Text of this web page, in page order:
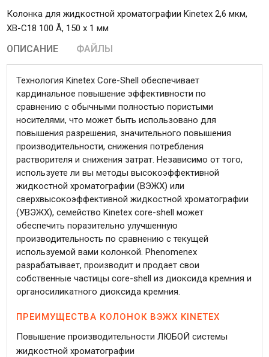
Колонка для жидкостной хроматографии Kinetex 2,6 мкм,
XB-C18 100 Å, 150 x 1 мм
ОПИСАНИЕ ФАЙЛЫ
Технология Kinetex Core-Shell обеспечивает
кардинальное повышение эффективности по
сравнению с обычными полностью пористыми
носителями, что может быть использовано для
повышения разрешения, значительного повышения
производительности, снижения потребления
растворителя и снижения затрат. Независимо от того,
используете ли вы методы высокоэффективной
жидкостной хроматографии (ВЭЖХ) или
сверхвысокоэффективной жидкостной хроматографии
(УВЭЖХ), семейство Kinetex core-shell может
обеспечить поразительно улучшенную
производительность по сравнению с текущей
используемой вами колонкой. Phenomenex
разрабатывает, производит и продает свои
собственные частицы core-shell из диоксида кремния и
органосиликатного диоксида кремния.
ПРЕИМУЩЕСТВА КОЛОНОК ВЭЖХ KINETEX
Повышение производительности ЛЮБОЙ системы
жидкостной хроматографии